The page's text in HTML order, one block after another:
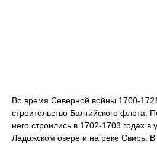
Во время Северной войны 1700-
строительство Балтийского флота.
него строились в 1702-1703 годах в
Ладожском озере и на реке Свирь.